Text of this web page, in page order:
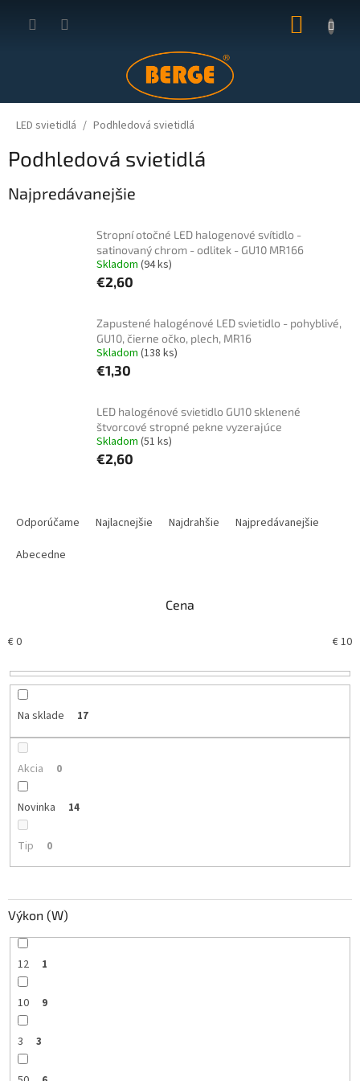
KOŠÍK
LED svietidlá Podhledová svietidlá
Podhledová svietidlá
Najpredávanejšie
Stropní otočné LED halogenové svítidlo -
satinovaný chrom - odlitek - GU10 MR166
Skladom (94 ks)
€2,60
Zapustené halogénové LED svietidlo - pohyblivé,
GU10, čierne očko, plech, MR16
Skladom (138 ks)
€1,30
LED halogénové svietidlo GU10 sklenené
štvorcové stropné pekne vyzerajúce
Skladom (51 ks)
€2,60
r
d
t
Odporúčame Najlacnejšie Najdrahšie
Najpredávanejšie
Abecedne
Cena
€0 €10
Na sklade 17
Akcia 0
Novinka 14
Tip 0
Výkon (W)
12 1
10 9
3 3